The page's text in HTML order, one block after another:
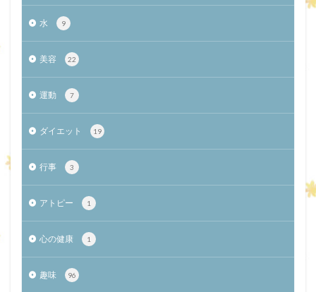
水 9
美容 22
運動 7
ダイエット 19
行事 3
アトピー 1
心の健康 1
趣味 96